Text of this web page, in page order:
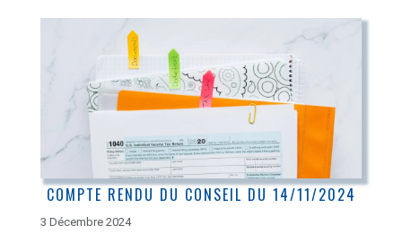
COMPTE RENDU DU CONSEIL DU 14/11/2024
3 Décembre 2024